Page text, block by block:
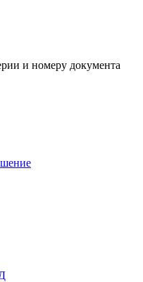
и номеру документа